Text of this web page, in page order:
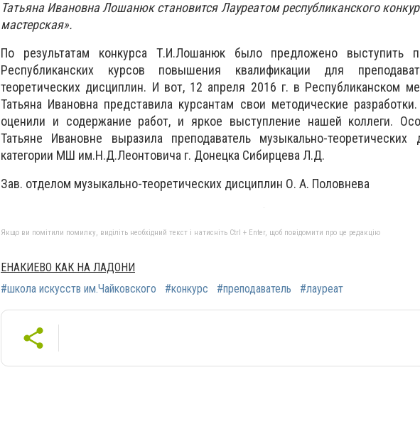
Татьяна Ивановна Лошанюк становится Лауреатом республиканского
мастерская».
По результатам конкурса Т.И.Лошанюк было предложено выступить
Республиканских курсов повышения квалификации для
теоретических дисциплин. И вот, 12 апреля 2016 г. в Республиканском
Татьяна Ивановна представила курсантам свои методические
оценили и содержание работ, и яркое выступление нашей коллеги.
Татьяне Ивановне выразила преподаватель музыкально-
категории МШ им.Н.Д.Леонтовича г. Донецка Сибирцева Л.Д.
Зав. отделом музыкально-теоретических дисциплин О. А. Половнева
Якщо ви помітили помилку, виділіть необхідний текст і натисніть Ctrl + Enter, щоб повідомити про це редакцію
ЕНАКИЕВО КАК НА ЛАДОНИ
#школа искусств им.Чайковского
#конкурс #преподаватель #лауреат